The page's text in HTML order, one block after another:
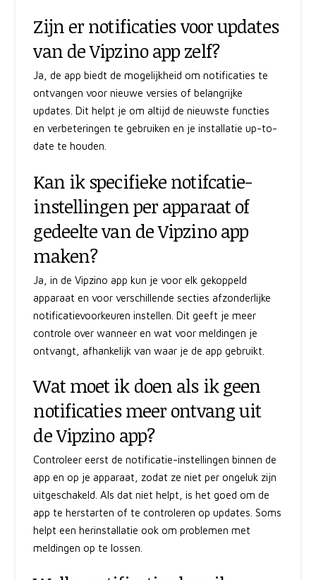
Zijn er notificaties voor updates
van de Vipzino app zelf?
Ja, de app biedt de mogelijkheid om notificaties te
ontvangen voor nieuwe versies of belangrijke
updates. Dit helpt je om altijd de nieuwste functies
en verbeteringen te gebruiken en je installatie up-to-
date te houden.
Kan ik specifieke notifcatie-
instellingen per apparaat of
gedeelte van de Vipzino app
maken?
Ja, in de Vipzino app kun je voor elk gekoppeld
apparaat en voor verschillende secties afzonderlijke
notificatievoorkeuren instellen. Dit geeft je meer
controle over wanneer en wat voor meldingen je
ontvangt, afhankelijk van waar je de app gebruikt.
Wat moet ik doen als ik geen
notificaties meer ontvang uit
de Vipzino app?
Controleer eerst de notificatie-instellingen binnen de
app en op je apparaat, zodat ze niet per ongeluk zijn
uitgeschakeld. Als dat niet helpt, is het goed om de
app te herstarten of te controleren op updates. Soms
helpt een herinstallatie ook om problemen met
meldingen op te lossen.